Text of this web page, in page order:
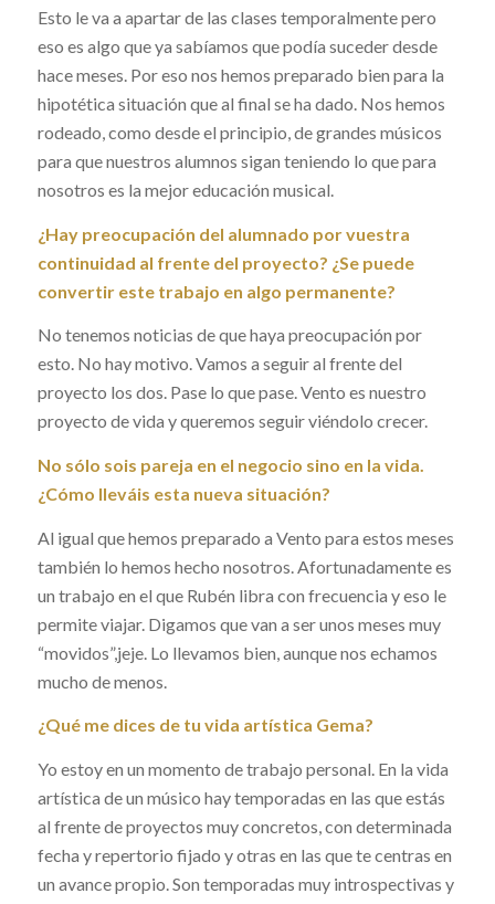
Esto le va a apartar de las clases temporalmente pero
eso es algo que ya sabíamos que podía suceder desde
hace meses. Por eso nos hemos preparado bien para la
hipotética situación que al final se ha dado. Nos hemos
rodeado, como desde el principio, de grandes músicos
para que nuestros alumnos sigan teniendo lo que para
nosotros es la mejor educación musical.
¿Hay preocupación del alumnado por vuestra
continuidad al frente del proyecto? ¿Se puede
convertir este trabajo en algo permanente?
No tenemos noticias de que haya preocupación por
esto. No hay motivo. Vamos a seguir al frente del
proyecto los dos. Pase lo que pase. Vento es nuestro
proyecto de vida y queremos seguir viéndolo crecer.
No sólo sois pareja en el negocio sino en la vida.
¿Cómo lleváis esta nueva situación?
Al igual que hemos preparado a Vento para estos meses
también lo hemos hecho nosotros. Afortunadamente es
un trabajo en el que Rubén libra con frecuencia y eso le
permite viajar. Digamos que van a ser unos meses muy
“movidos”,jeje. Lo llevamos bien, aunque nos echamos
mucho de menos.
¿Qué me dices de tu vida artística Gema?
Yo estoy en un momento de trabajo personal. En la vida
artística de un músico hay temporadas en las que estás
al frente de proyectos muy concretos, con determinada
fecha y repertorio fijado y otras en las que te centras en
un avance propio. Son temporadas muy introspectivas y